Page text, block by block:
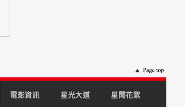
電影資訊 星光大道 星聞花絮